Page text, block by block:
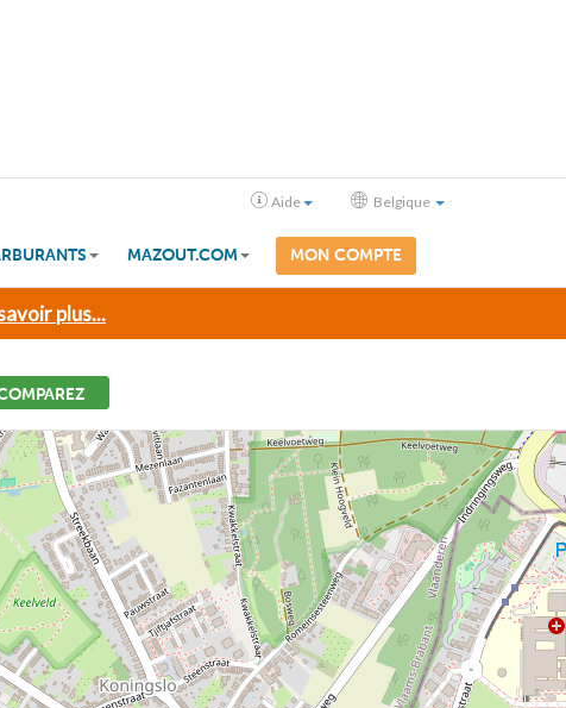
Aide Belgique
MAZOUT.COM MON COMPTE
plus...